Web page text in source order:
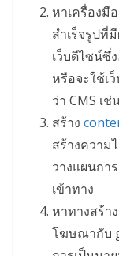
หาเครื่องมื
สำเร็จรูปที่
เว็บดีไซน์ซึ่
หรือจะใช้เ
ว่า CMS เช่
สร้าง
สร้างความ
วางแผนกา
เข้าทาง
หาทางสร้า
โฆษณากับ